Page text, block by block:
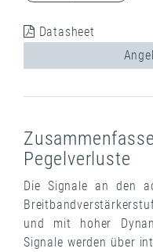
Datasheet
Pegelverluste
Die Signale an den
und mit hoher
Signale werden über